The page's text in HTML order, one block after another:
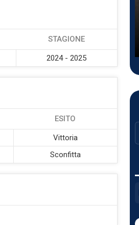
STAGIONE
2024 - 2025
ESITO
Vittoria
Sconfitta